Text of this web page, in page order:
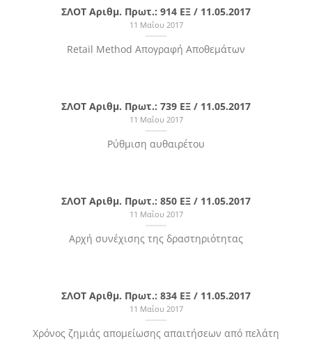
ΣΛΟΤ Αριθμ. Πρωτ.: 914 ΕΞ / 11.05.2017
11 Μαΐου 2017
Retail Method Απογραφή Αποθεμάτων
ΣΛΟΤ Αριθμ. Πρωτ.: 739 ΕΞ / 11.05.2017
11 Μαΐου 2017
Ρύθμιση αυθαιρέτου
ΣΛΟΤ Αριθμ. Πρωτ.: 850 ΕΞ / 11.05.2017
11 Μαΐου 2017
Αρχή συνέχισης της δραστηριότητας
ΣΛΟΤ Αριθμ. Πρωτ.: 834 ΕΞ / 11.05.2017
11 Μαΐου 2017
Χρόνος ζημιάς απομείωσης απαιτήσεων από πελάτη